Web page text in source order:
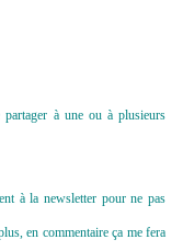
à une ou à plusieurs
à la newsletter pour ne pas
en commentaire ça me fera